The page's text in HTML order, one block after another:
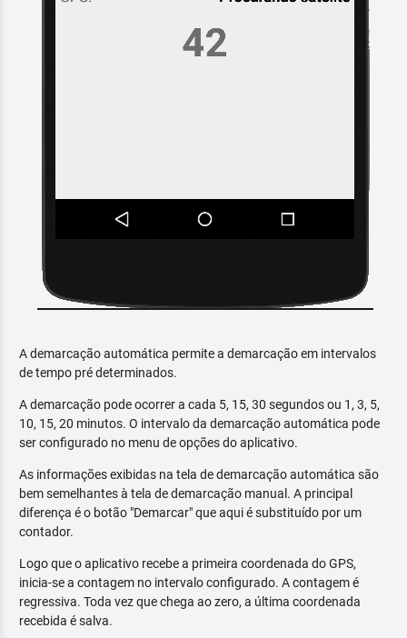
A demarcação automática permite a demarcação em intervalos
de tempo pré determinados.
A demarcação pode ocorrer a cada 5, 15, 30 segundos ou 1, 3, 5,
10, 15, 20 minutos. O intervalo da demarcação automática pode
ser configurado no menu de opções do aplicativo.
As informações exibidas na tela de demarcação automática são
bem semelhantes à tela de demarcação manual. A principal
diferença é o botão "Demarcar" que aqui é substituído por um
contador.
Logo que o aplicativo recebe a primeira coordenada do GPS,
inicia-se a contagem no intervalo configurado. A contagem é
regressiva. Toda vez que chega ao zero, a última coordenada
recebida é salva.